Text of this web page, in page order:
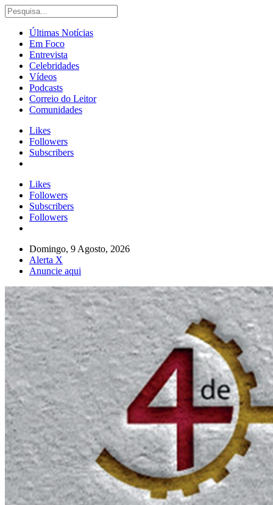
Últimas Notícias
Em Foco
Entrevista
Celebridades
Vídeos
Podcasts
Correio do Leitor
Comunidades
Likes
Followers
Subscribers
Likes
Followers
Subscribers
Followers
Domingo, 9 Agosto, 2026
Alerta X
Anuncie aqui